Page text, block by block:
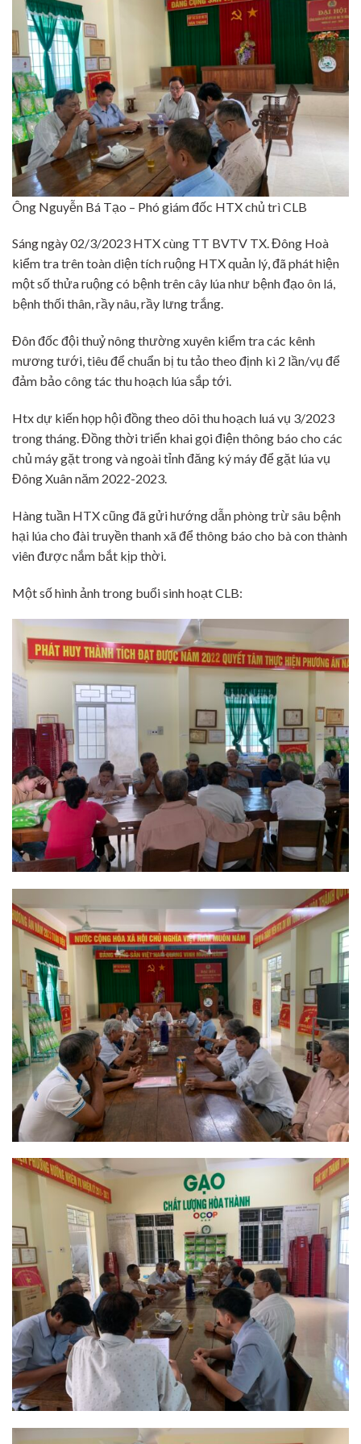
Ông Nguyễn Bá Tạo – Phó giám đốc HTX chủ trì CLB
Sáng ngày 02/3/2023 HTX cùng TT BVTV TX. Đông Hoà
kiểm tra trên toàn diện tích ruộng HTX quản lý, đã phát hiện
một số thửa ruộng có bệnh trên cây lúa như bệnh đạo ôn lá,
bệnh thối thân, rầy nâu, rầy lưng trắng.
Đôn đốc đội thuỷ nông thường xuyên kiểm tra các kênh
mương tưới, tiêu để chuẩn bị tu tảo theo định kì 2 lần/vụ để
đảm bảo công tác thu hoạch lúa sắp tới.
Htx dự kiến họp hội đồng theo dõi thu hoạch luá vụ 3/2023
trong tháng. Đồng thời triển khai gọi điện thông báo cho các
chủ máy gặt trong và ngoài tỉnh đăng ký máy để gặt lúa vụ
Đông Xuân năm 2022-2023.
Hàng tuần HTX cũng đã gửi hướng dẫn phòng trừ sâu bệnh
hại lúa cho đài truyền thanh xã để thông báo cho bà con thành
viên được nắm bắt kịp thời.
Một số hình ảnh trong buổi sinh hoạt CLB: